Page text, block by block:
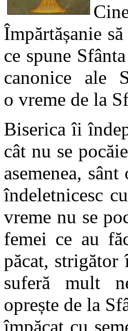
Împărtășanie
ce spune
canonice ale
o vreme de la
Biserica îi
cât nu se
asemenea,
îndeletnicesc
vreme nu se
femei ce au
păcat, strigător
suferă mult
oprește de la
împăcat cu